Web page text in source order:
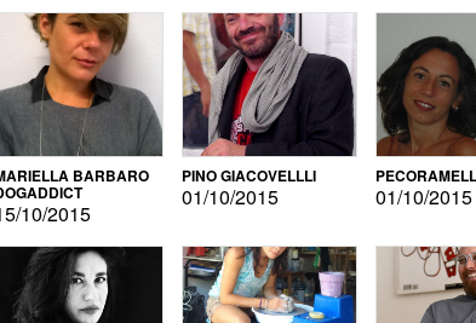
BARBARO
10/2015
PINO GIACOVELLLI
01/10/2015 01/10/2015